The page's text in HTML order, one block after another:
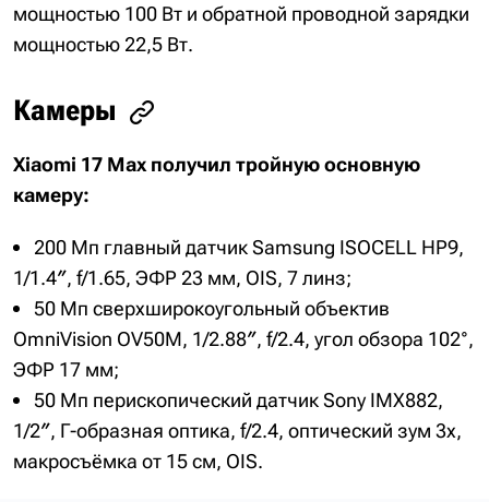
мощностью 100 Вт и обратной проводной зарядки
мощностью 22,5 Вт.
Камеры
Xiaomi 17 Max получил тройную основную
камеру:
200 Мп главный датчик Samsung ISOCELL HP9,
1/1.4″, f/1.65, ЭФР 23 мм, OIS, 7 линз;
50 Мп сверхширокоугольный объектив
OmniVision OV50M, 1/2.88″, f/2.4, угол обзора 102°,
ЭФР 17 мм;
50 Мп перископический датчик Sony IMX882,
1/2″, Г-образная оптика, f/2.4, оптический зум 3x,
макросъёмка от 15 см, OIS.